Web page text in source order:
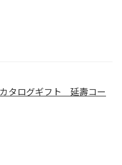
タログギフト 延壽コー